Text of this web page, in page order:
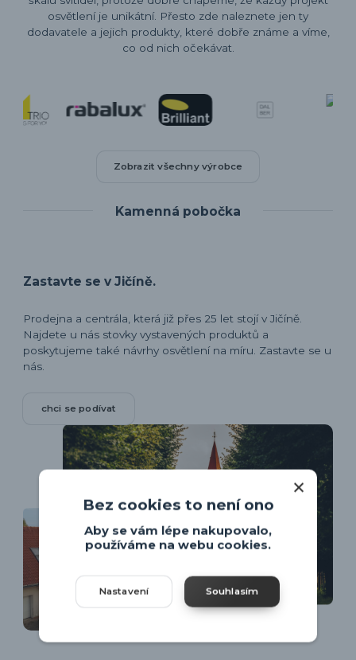
osvětlení je unikátní. Přesto zde naleznete jen ty
dodavatele a jejich produkty, které dobře známe a víme,
co od nich očekávat.
Zobrazit všechny výrobce
Kamenná pobočka
Zastavte se v Jičíně.
Prodejna a centrála, která již přes 25 let stojí v Jičíně.
Najdete u nás stovky vystavených produktů a
poskytujeme také návrhy osvětlení na míru. Zastavte se u
nás.
chci se podívat
Bez cookies to není ono
Aby se vám lépe nakupovalo,
používáme na webu cookies.
Nastavení Souhlasím